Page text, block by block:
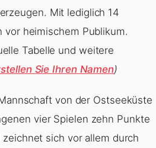
Mit lediglich 14
heimischem Publikum.
Tabelle und weitere
Sie Ihren Namen)
von der Ostseeküste
vier Spielen zehn Punkte
sich vor allem durch